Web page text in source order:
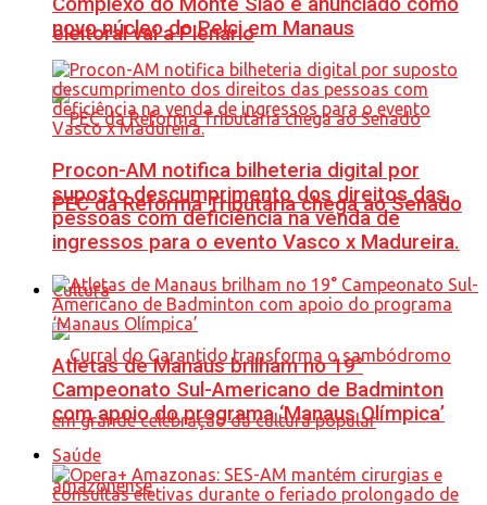
eleitoral vai a Plenário
PEC da Reforma Tributária chega ao Senado
Cultura
novo núcleo do Pelci em Manaus
Procon-AM notifica bilheteria digital por
suposto descumprimento dos direitos das
pessoas com deficiência na venda de
ingressos para o evento Vasco x Madureira.
Atletas de Manaus brilham no 19°
Campeonato Sul-Americano de Badminton
com apoio do programa ‘Manaus Olímpica’
Saúde